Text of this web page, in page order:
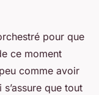
pour que
ce moment
comme avoir
que tout